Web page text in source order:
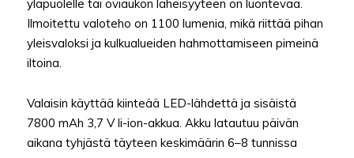
yläpuolelle tai oviaukon läheisyyteen on luontevaa.
Ilmoitettu valoteho on 1100 lumenia, mikä riittää pihan
yleisvaloksi ja kulkualueiden hahmottamiseen pimeinä
iltoina.
Valaisin käyttää kiinteää LED-lähdettä ja sisäistä
7800 mAh 3,7 V li-ion-akkua. Akku latautuu päivän
aikana tyhjästä täyteen keskimäärin 6–8 tunnissa